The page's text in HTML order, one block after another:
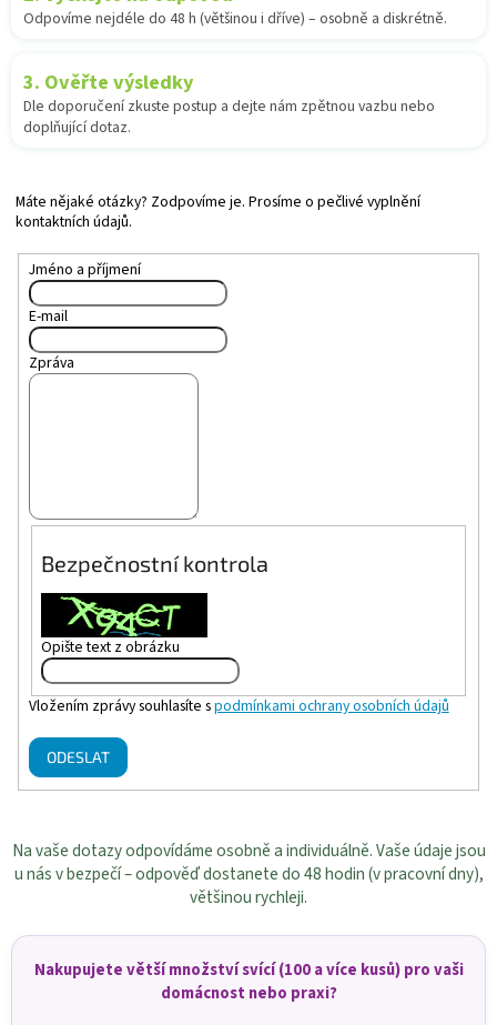
Odpovíme nejdéle do 48 h (většinou i dříve) – osobně a diskrétně.
3. Ověřte výsledky
Dle doporučení zkuste postup a dejte nám zpětnou vazbu nebo
doplňující dotaz.
Máte nějaké otázky? Zodpovíme je. Prosíme o pečlivé vyplnění
kontaktních údajů.
Jméno a příjmení
E-mail
Zpráva
Bezpečnostní kontrola
Opište text z obrázku
Vložením zprávy souhlasíte spodmínkami ochrany osobních údajů
ODESLAT
Na vaše dotazy odpovídáme osobně a individuálně. Vaše údaje jsou
u nás v bezpečí – odpověď dostanete do 48 hodin (v pracovní dny),
většinou rychleji.
Nakupujete větší množství svící (100 a více kusů) pro vaši
domácnost nebo praxi?